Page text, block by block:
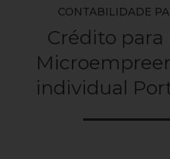
CONTABILIDADE
Crédito para
individual